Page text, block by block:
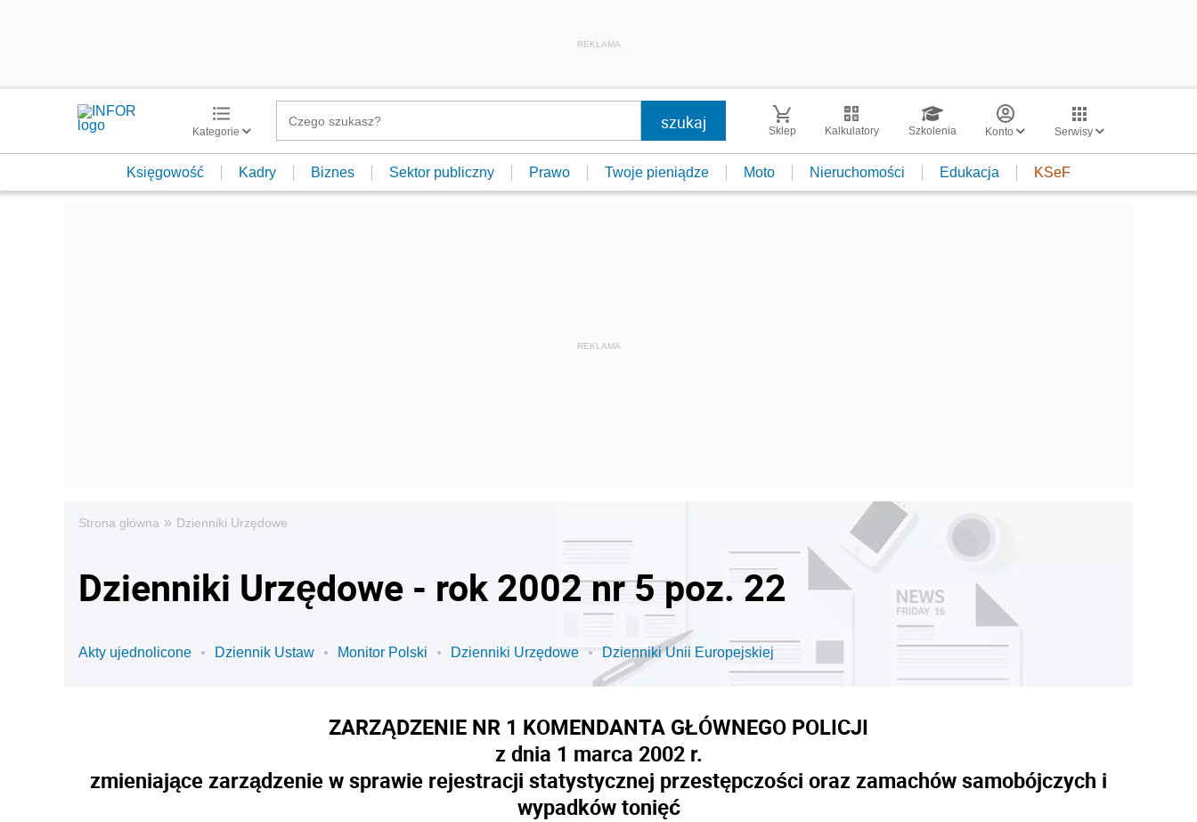
REKLAMA
Kategorie Sklep Kalkulatory Szkolenia Konto Serwisy
Księgowość Kadry Biznes Sektor publiczny Prawo Twoje pieniądze Moto Nieruchomości Edukacja KSeF
Strona główna » Dzienniki Urzędowe
Dzienniki Urzędowe - rok 2002 nr 5 poz. 22
Akty ujednolicone Dziennik Ustaw Monitor Polski Dzienniki Urzędowe Dzienniki Unii Europejskiej
ZARZĄDZENIE NR 1 KOMENDANTA GŁÓWNEGO POLICJI
z dnia 1 marca 2002 r.
zmieniające zarządzenie w sprawie rejestracji statystycznej przestępczości oraz zamachów samobójczych i
wypadków tonięć